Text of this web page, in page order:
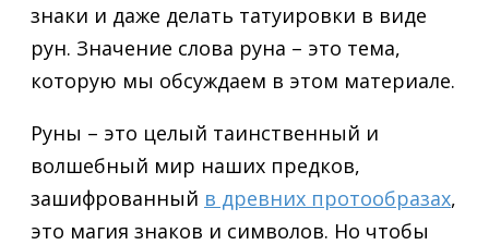
знаки и даже делать татуировки в виде
рун. Значение слова руна – это тема,
которую мы обсуждаем в этом материале.
Руны – это целый таинственный и
волшебный мир наших предков,
зашифрованный в древних протообразах,
это магия знаков и символов. Но чтобы